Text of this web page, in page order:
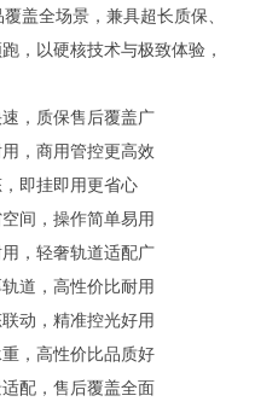
盖全场景，兼具超长质保、
，以硬核技术与极致体验，
，质保售后覆盖广
，商用管控更高效
即挂即用更省心
间，操作简单易用
，轻奢轨道适配广
道，高性价比耐用
动，精准控光好用
，高性价比品质好
配，售后覆盖全面